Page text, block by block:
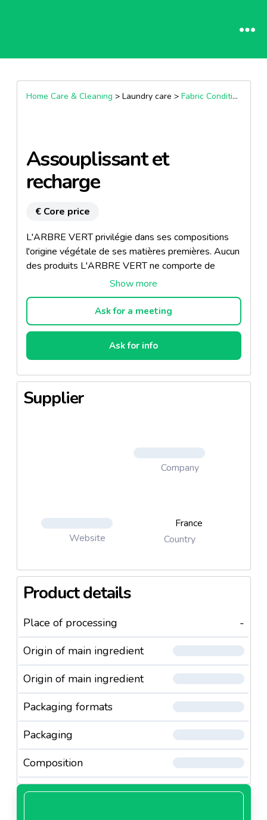
Home Care & Cleaning > Laundry care > Fabric Conditioner
Assouplissant et
recharge
€ Core price
L'ARBRE VERT privilégie dans ses compositions
l'origine végétale de ses matières premières. Aucun
des produits L'ARBRE VERT ne comporte de
symbole de danger, ni de phrase de risque. Sa
composition est sans phosphates, sans éthers de
glycol, sans phtalates et sans colorants. Ce produit
est sans allergènes, conçu pour minimiser les
risques d'allergies. Des tests d'hypoallergénicité
sont effectués sur des personnes volontaires à
recharges L’ARBRE VERT correspondantes et
100% recyclables. Les formules des produits
L'Arbre Vert sont non testées sur les animaux. Les
comparé à un assouplissant classique, permet déjà
de diviser par 4 les volumes transportés.
Ask for a meeting
Ask for info
Supplier
Company
Website
France
Country
Product details
Place of processing
-
Origin of main ingredient
Origin of main ingredient
Packaging formats
Packaging
Composition